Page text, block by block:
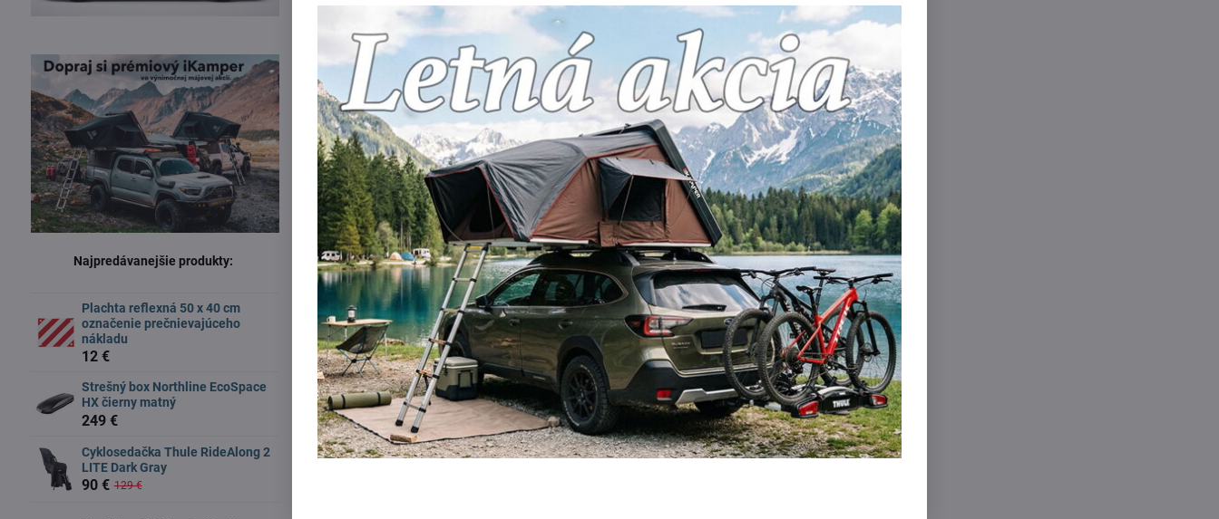
FacebookTwitterBlueskyPinterestReddit LinkedInWhatsApp
E-
mail
Najpredávanejšie produkty:
Plachta reflexná 50 x 40 cm
označenie prečnievajúceho
nákladu
12 €
Strešný box Northline EcoSpace
HX čierny matný
249 €
Cyklosedačka Thule RideAlong 2
LITE Dark Gray
90 € 129 €